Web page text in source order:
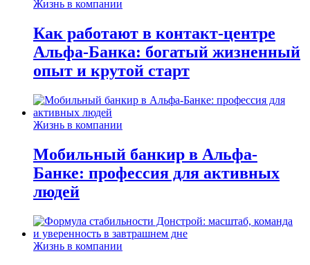
Жизнь в компании
Как работают в контакт-центре
Альфа-Банка: богатый жизненный
опыт и крутой старт
Жизнь в компании
Мобильный банкир в Альфа-
Банке: профессия для активных
людей
Жизнь в компании